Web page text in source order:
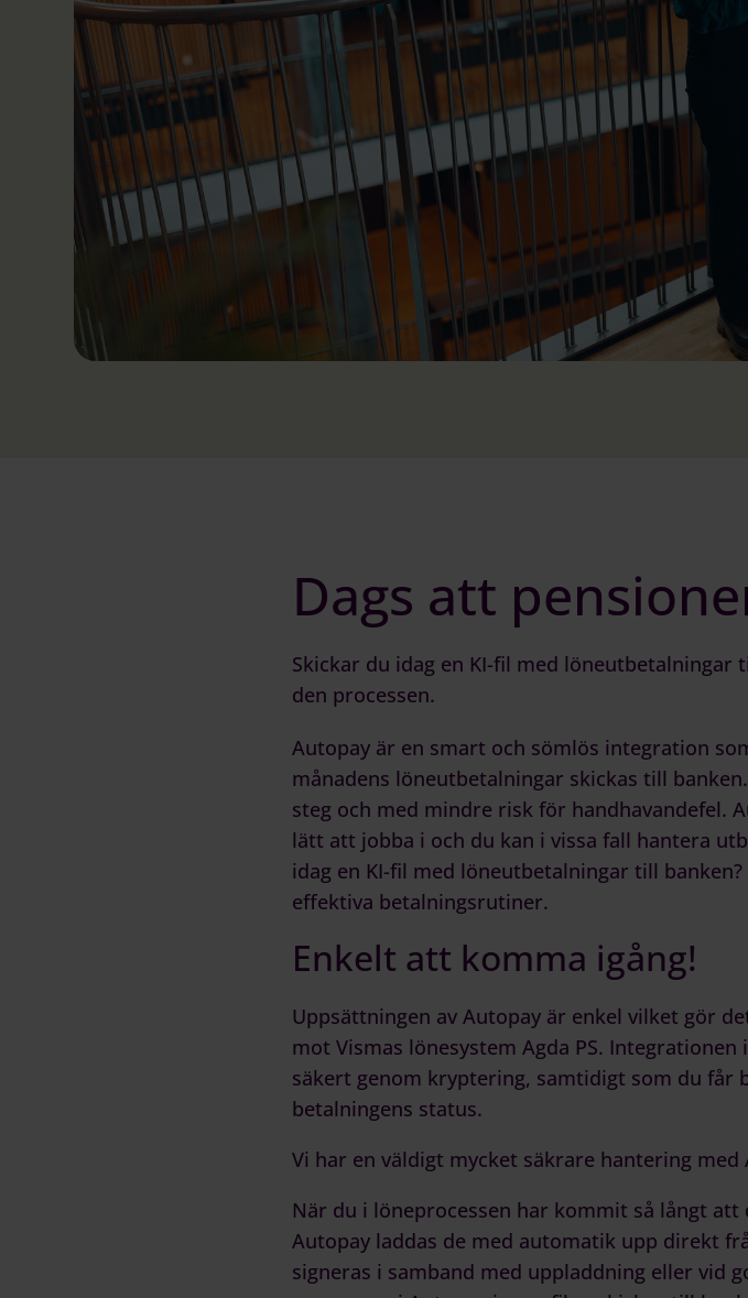
Dags att
Skickar du idag en KI-fil med löneutbetalningar
den processen.
Autopayär en smart och sömlös integration
månadens löneutbetalningar skickas till
steg och med mindre risk för handhavandefel.
lätt att jobba i och du kan i vissa fall hantera
idag en KI-fil med löneutbetalningar till banken?
effektiva betalningsrutiner.
Enkelt att komma igång!
Uppsättningen av Autopayär enkel vilket gör
mot Vismas lönesystem Agda PS. Integrationen
säkert genom kryptering, samtidigt som du
betalningens status.
Vi har en väldigt mycket säkrare hantering med
När du i löneprocessen har kommit så långt
Autopayladdas de med automatik upp direkt
signeras i samband med uppladdning eller vid